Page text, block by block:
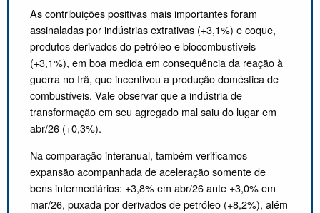
As contribuições positivas mais importantes foram
assinaladas por indústrias extrativas (+3,1%) e coque,
produtos derivados do petróleo e biocombustíveis
(+3,1%), em boa medida em consequência da reação à
guerra no Irã, que incentivou a produção doméstica de
combustíveis. Vale observar que a indústria de
transformação em seu agregado mal saiu do lugar em
abr/26 (+0,3%).
Na comparação interanual, também verificamos
expansão acompanhada de aceleração somente de
bens intermediários: +3,8% em abr/26 ante +3,0% em
mar/26, puxada por derivados de petróleo (+8,2%), além